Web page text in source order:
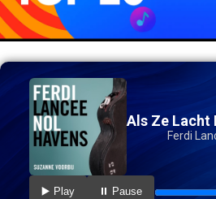
Als Ze Lacht
Ferdi
▶️ Play ⏸️ Pause